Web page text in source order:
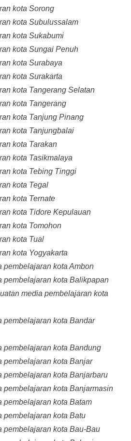
kota Sorong
kota Subulussalam
kota Sukabumi
kota Sungai Penuh
kota Surabaya
kota Surakarta
kota Tangerang Selatan
kota Tangerang
kota Tanjung Pinang
kota Tanjungbalai
kota Tarakan
kota Tasikmalaya
kota Tebing Tinggi
kota Tegal
kota Ternate
kota Tidore Kepulauan
kota Tomohon
kota Tual
kota Yogyakarta
pembelajaran kota Ambon
pembelajaran kota Balikpapan
media pembelajaran kota
pembelajaran kota Bandar
pembelajaran kota Bandung
pembelajaran kota Banjar
pembelajaran kota Banjarbaru
pembelajaran kota Banjarmasin
pembelajaran kota Batam
pembelajaran kota Batu
pembelajaran kota Bau-Bau